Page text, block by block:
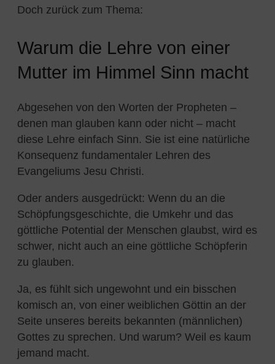
Doch zurück zum Thema:
Warum die Lehre von einer
Mutter im Himmel Sinn macht
Abgesehen von den Worten der Propheten –
denen man glauben kann oder nicht – macht
diese Lehre einfach Sinn. Sie ist eine natürliche
Konsequenz fundamentaler Lehren des
Evangeliums Jesu Christi.
Oder anders ausgedrückt: Wenn du an die
Schöpfungsgeschichte, die Umkehr und das
göttliche Potential der Menschen glaubst, wird es
schwer, nicht auch an eine göttliche Schöpferin
zu glauben.
Ja, es fühlt sich ungewohnt und ein bisschen
komisch an, von einer weiblichen Göttin an der
Seite unseres bereits bekannten (männlichen)
Gottes zu sprechen. Und warum? Weil es kaum
jemand macht.